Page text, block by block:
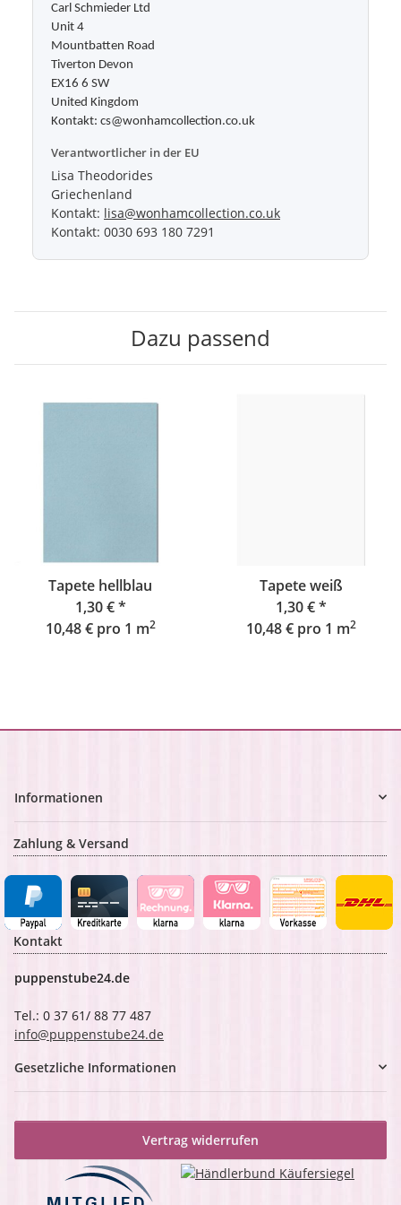
Carl Schmieder Ltd
Unit 4
Mountbatten Road
Tiverton Devon
EX16 6 SW
United Kingdom
Kontakt: cs@wonhamcollection.co.uk
Verantwortlicher in der EU
Lisa Theodorides
Griechenland
Kontakt: lisa@wonhamcollection.co.uk
Kontakt: 0030 693 180 7291
Dazu passend
Tapete hellblau
1,30 €*
10,48 € pro 1 m2
Tapete weiß
1,30 €*
10,48 € pro 1 m2
Informationen
Zahlung & Versand
Kontakt
puppenstube24.de
Tel.: 0 37 61/ 88 77 487
info@puppenstube24.de
Gesetzliche Informationen
Vertrag widerrufen